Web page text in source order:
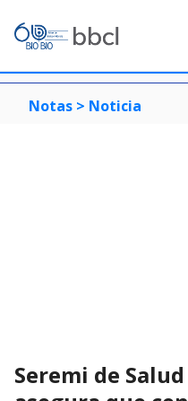
Notas > Noticia
Seremi de